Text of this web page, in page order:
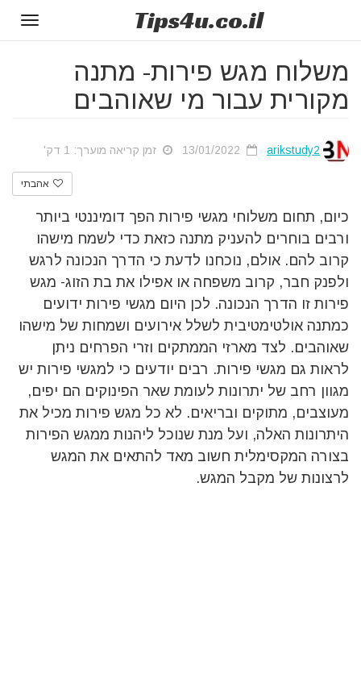
Tips4u.co.il
משלוח מגש פירות- מתנה
מקורית עבור מי שאוהבים
arikstudy2 זמן קריאה מוערך: 1 דק'
אהבתי
כיום, תחום משלוחי מגשי פירות הפך דומיננטי ביותר
ורבים בוחרים להעניק מתנה כזאת כדי לשמח מישהו
קרוב להם. אולם, נוכחנו לדעת כי הדרך הנכונה לרגש
ולפנק חבר, קרוב משפחה או אפילו את בת הזוג- מגש
פירות זו הדרך הנכונה. לכן היום מגשי פירות ידועים
כמתנה אולטימטיבית לשלל אירועים ושמחות של מישהו
שאוהבים. לצד מארזי הממתקים וזרי הפרחים ניתן
לראות גם מגשי פירות. רבים יודעים כי למגשי פירות יש
מגוון רחב של יתרונות לעומת שאר הפינוקים הם יפים,
מעוצבים, מתוקים ובריאים. לא כל מגש פירות מכיל את
היתרונות האלה, ועל מנת שנוכל ליהנות ממגש הפירות
בצורה המקסימלית חשוב מאד להתאים את המגש
לרצונות של מקבל המגש.